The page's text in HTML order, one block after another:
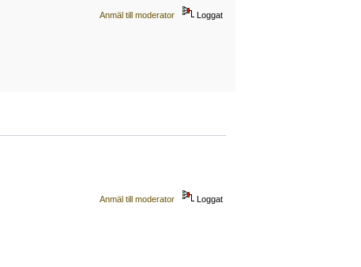
Anmäl till moderator Loggat
Anmäl till moderator Loggat